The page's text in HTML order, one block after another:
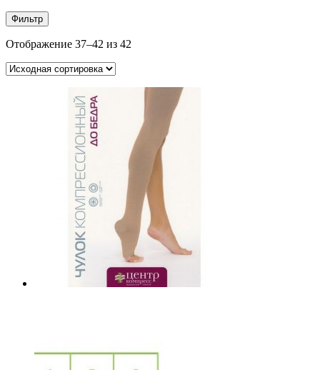
Фильтр
Отображение 37–42 из 42